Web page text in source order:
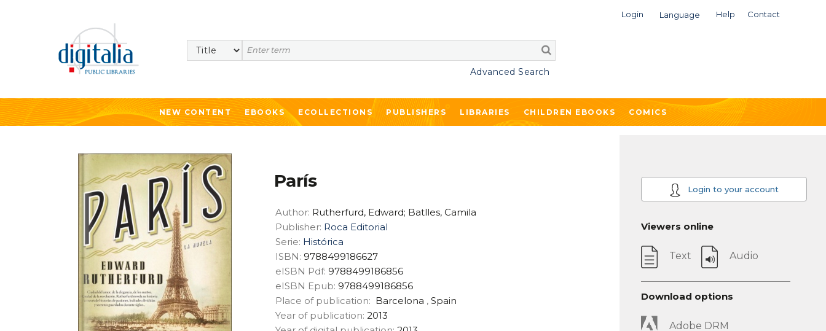
Login Language Help Contact
Search
Advanced Search
NEW CONTENT EBOOKS ECOLLECTIONS PUBLISHERS LIBRARIES CHILDREN EBOOKS COMICS
París
Author: Rutherfurd, Edward; Batlles, Camila
Publisher: Roca Editorial
Serie: Histórica
ISBN: 9788499186627
eISBN Pdf: 9788499186856
eISBN Epub: 9788499186856
Place of publication: Barcelona , Spain
Year of publication: 2013
Login to your account
Viewers online
Text Audio
Download options
Adobe DRM